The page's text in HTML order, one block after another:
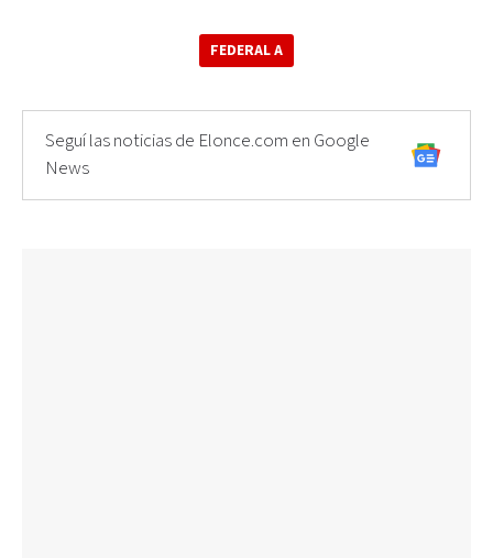
FEDERAL A
Seguí las noticias de Elonce.com en Google
News